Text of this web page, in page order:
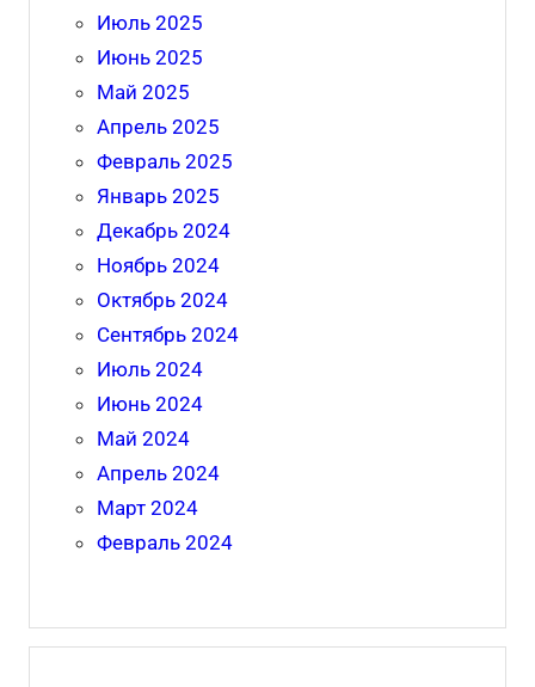
Июль 2025
Июнь 2025
Май 2025
Апрель 2025
Февраль 2025
Январь 2025
Декабрь 2024
Ноябрь 2024
Октябрь 2024
Сентябрь 2024
Июль 2024
Июнь 2024
Май 2024
Апрель 2024
Март 2024
Февраль 2024